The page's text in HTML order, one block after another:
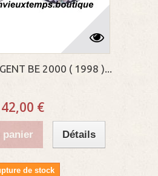
BE 2000 ( 1998 )...
42,00 €
panier Détails
de stock